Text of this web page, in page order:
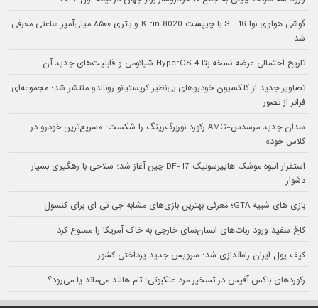
گوشی هواوی نوا 16 SE با چیپست Kirin 8020 و باتری ۸۵۰۰ میلی‌آمپر ساعتی معرفی
شد
تاریخ احتمالی عرضه نسخه بتا HyperOS 4 شیائومی و قابلیت‌های جدید آن
تصاویر جدید از کلکسیون خودروهای بی‌نظیر کریستیانو رونالدو منتشر شد؛ مجموعه‌ای
فراتر از تصور
سدان جدید مرسدس-AMG رکورد نوربرگ‌رینگ را شکست؛ «سریع‌ترین خودرو در
کلاس خود»
استقرار انبوه موشک هایپرسونیک DF-17 چین آغاز شد؛ سلاحی با رهگیری بسیار
دشوار
بازی های شبیه GTA؛ معرفی بهترین بازی‌های مشابه جی تی ای برای کنسول
کاخ سفید ورود ربات‌های انسان‌نمای خارجی به خاک آمریکا را ممنوع کرد
کیف پول ایران راه‌اندازی شد؛ سرویس جدید پرداختی کشور
رکوردهای باکس آفیس در تسخیر مرد عنکبوتی؛ تام هالند می‌ماند یا می‌رود؟